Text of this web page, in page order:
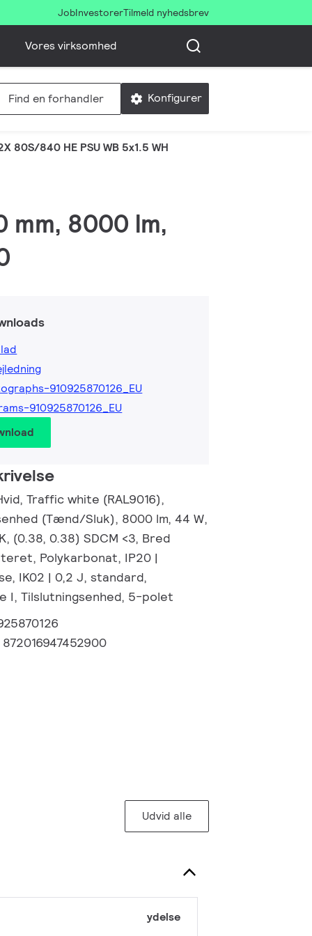
JobInvestorerTilmeld nyhedsbrev
Vores virksomhed
Find en forhandler Konfigurer
80S/840 HE PSU WB 5x1.5 WH
mm, 8000 lm,
910925870126_EU
910925870126_EU
Traffic white (RAL9016),
(Tænd/Sluk), 8000 lm, 44 W,
(0.38, 0.38) SDCM <3, Bred
Polykarbonat, IP20 |
IK02 | 0,2 J, standard,
I, Tilslutningsenhed, 5-polet
872016947452900
Udvid alle
ydelse